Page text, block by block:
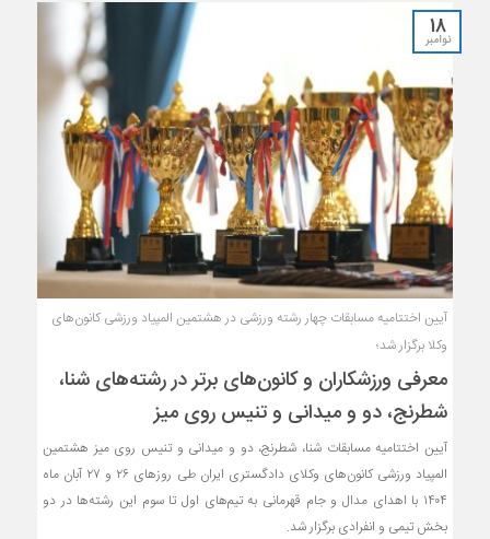
18
نوامبر
آیین اختتامیه مسابقات چهار رشته ورزشی در هشتمین المپیاد ورزشی کانون‌های
وکلا برگزار شد؛
معرفی ورزشکاران و کانون‌های برتر در رشته‌های شنا،
شطرنج، دو و میدانی و تنیس روی میز
آیین اختتامیه مسابقات شنا، شطرنج، دو و میدانی و تنیس روی میز هشتمین
المپیاد ورزشی کانون‌های وکلای دادگستری ایران طی روز‌های ۲۶ و ۲۷ آبان ماه
۱۴۰۴ با اهدای مدال و جام قهرمانی به تیم‌های اول تا سوم این رشته‌ها در دو
بخش تیمی و انفرادی برگزار شد.